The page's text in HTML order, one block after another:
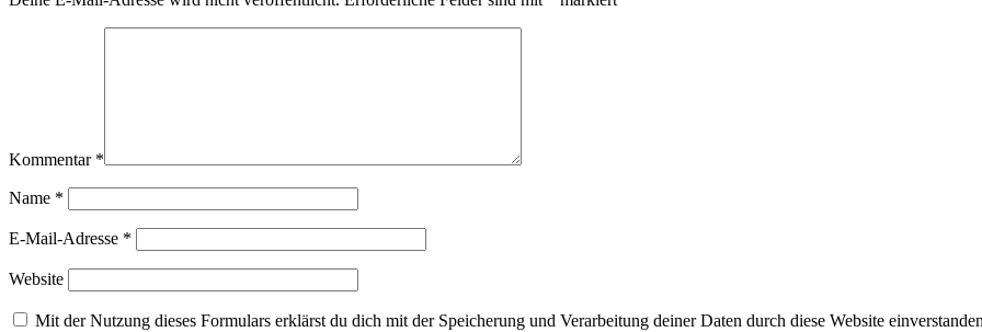
Kommentar *
Name *
E-Mail-Adresse *
Website
Mit der Nutzung dieses Formulars erklärst du dich mit der Speicherung und Verarbeitung deiner Daten durch diese Website